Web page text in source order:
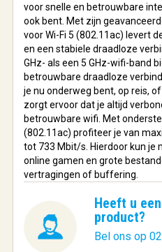
voor snelle en betrouwbare
ook bent. Met zijn
voor Wi-Fi 5 (802.11ac) levert
en een stabiele draadloze
GHz- als een 5 GHz-wifi-band
betrouwbare draadloze
je nu onderweg bent, op reis,
zorgt ervoor dat je altijd
betrouwbare wifi. Met
(802.11ac) profiteer je van
tot 733 Mbit/s. Hierdoor kun je
online gamen en grote
vertragingen of buffering.
Heeft u
product?
Bel ons op